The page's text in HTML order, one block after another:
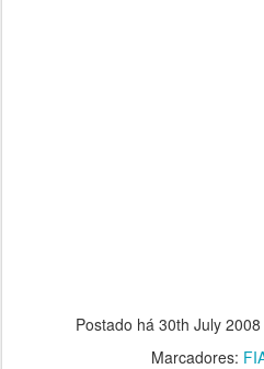
Postado há 30th July 2008
Marcadores: